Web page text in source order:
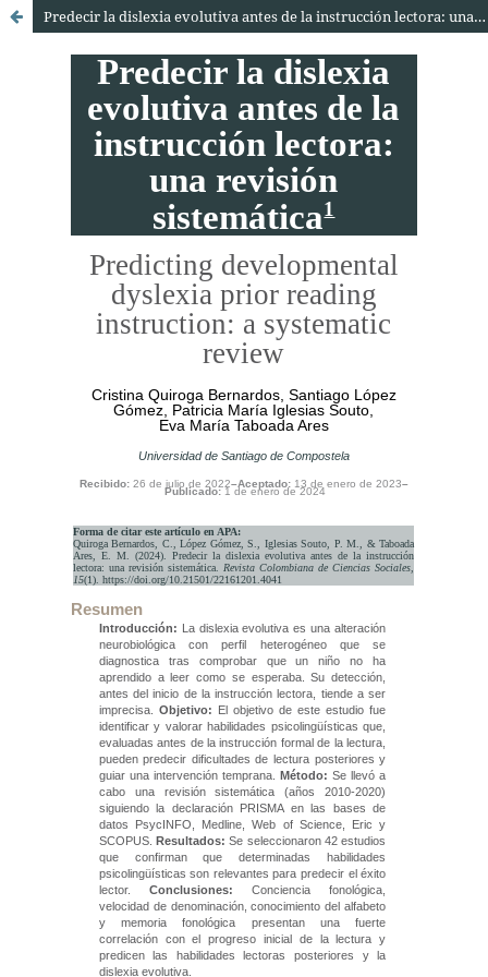
Predecir la dislexia evolutiva antes de la instrucción lectora: una revisión sistemática